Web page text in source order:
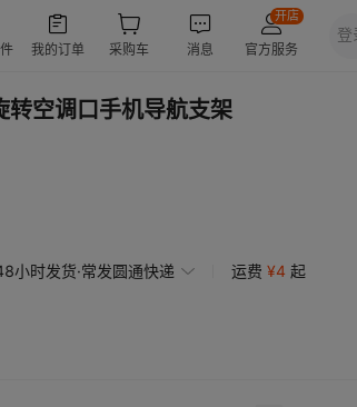
空调口手机导航支架
小时发货·常发圆通快递 运费 ¥4 起